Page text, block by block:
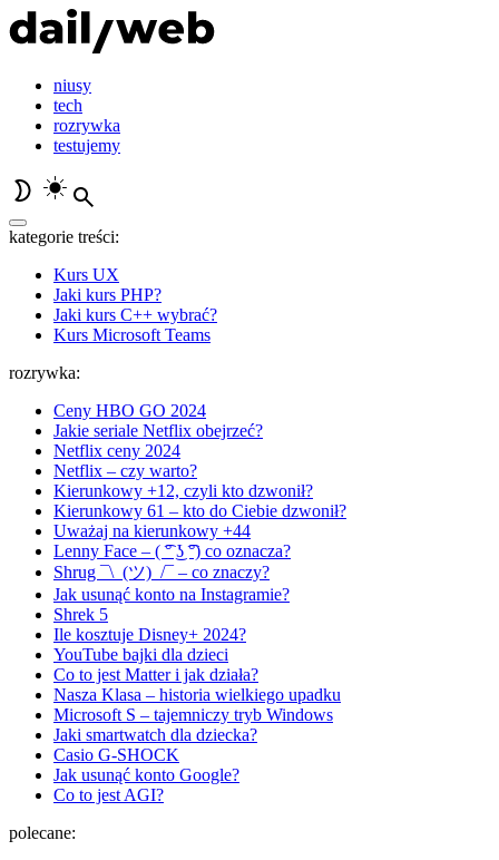
niusy
tech
rozrywka
testujemy
kategorie treści:
Kurs UX
Jaki kurs PHP?
Jaki kurs C++ wybrać?
Kurs Microsoft Teams
rozrywka:
Ceny HBO GO 2024
Jakie seriale Netflix obejrzeć?
Netflix ceny 2024
Netflix – czy warto?
Kierunkowy +12, czyli kto dzwonił?
Kierunkowy 61 – kto do Ciebie dzwonił?
Uważaj na kierunkowy +44
Lenny Face – ( ͡° ͜ʖ ͡°) co oznacza?
Shrug ¯\_(ツ)_/¯ – co znaczy?
Jak usunąć konto na Instagramie?
Shrek 5
Ile kosztuje Disney+ 2024?
YouTube bajki dla dzieci
Co to jest Matter i jak działa?
Nasza Klasa – historia wielkiego upadku
Microsoft S – tajemniczy tryb Windows
Jaki smartwatch dla dziecka?
Casio G-SHOCK
Jak usunąć konto Google?
Co to jest AGI?
polecane: